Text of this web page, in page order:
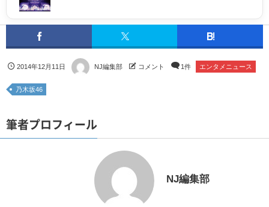
2014年12月11日 NJ編集部 コメント 1件 エンタメニュース
乃木坂46
筆者プロフィール
NJ編集部